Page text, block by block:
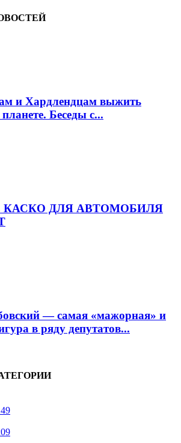
и Хардлендцам выжить
Беседы с...
КАСКО ДЛЯ АВТОМОБИЛЯ
— самая «мажорная» и
в ряду депутатов...